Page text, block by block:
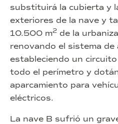
substituirá la cubierta y
exteriores de la nave y
10.500 m2 de la
renovando el sistema de
estableciendo un
todo el perímetro y
aparcamiento para
eléctricos.
La nave B sufrió un